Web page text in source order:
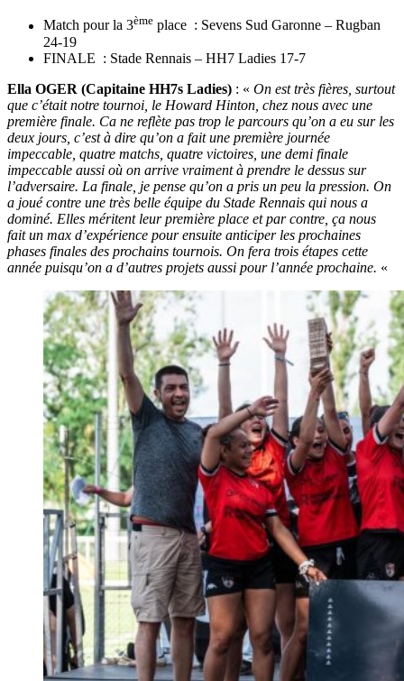
Match pour la 3ème place : Sevens Sud Garonne – Rugban
24-19
FINALE : Stade Rennais – HH7 Ladies 17-7
Ella OGER (Capitaine HH7s Ladies) : « On est très fières, surtout
que c’était notre tournoi, le Howard Hinton, chez nous avec une
première finale. Ca ne reflète pas trop le parcours qu’on a eu sur les
deux jours, c’est à dire qu’on a fait une première journée
impeccable, quatre matchs, quatre victoires, une demi finale
impeccable aussi où on arrive vraiment à prendre le dessus sur
l’adversaire. La finale, je pense qu’on a pris un peu la pression. On
a joué contre une très belle équipe du Stade Rennais qui nous a
dominé. Elles méritent leur première place et par contre, ça nous
fait un max d’expérience pour ensuite anticiper les prochaines
phases finales des prochains tournois. On fera trois étapes cette
année puisqu’on a d’autres projets aussi pour l’année prochaine. «